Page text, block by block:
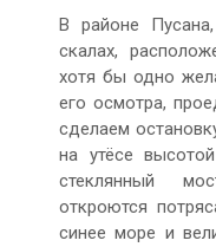
В районе
скалах,
хотя бы одно
его осмотра,
сделаем
на утёсе
стеклянный
откроются
синее море и